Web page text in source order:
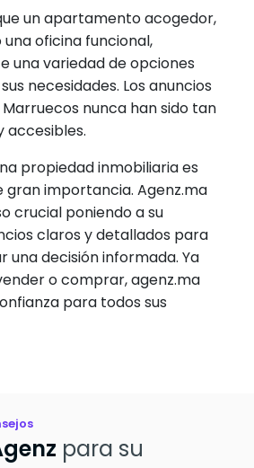
un apartamento acogedor,
una oficina funcional,
una variedad de opciones
necesidades. Los anuncios
nunca han sido tan
accesibles.
propiedad inmobiliaria es
gran importancia. Agenz.ma
crucial poniendo a su
claros y detallados para
decisión informada. Ya
o comprar, agenz.ma
para todos sus
para su